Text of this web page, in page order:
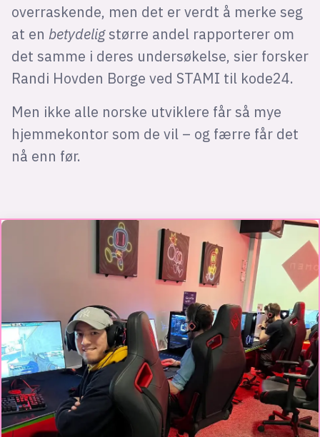
overraskende, men det er verdt å merke seg
at en betydelig større andel rapporterer om
det samme i deres undersøkelse, sier forsker
Randi Hovden Borge ved STAMI til kode24.
Men ikke alle norske utviklere får så mye
hjemmekontor som de vil – og færre får det
nå enn før.